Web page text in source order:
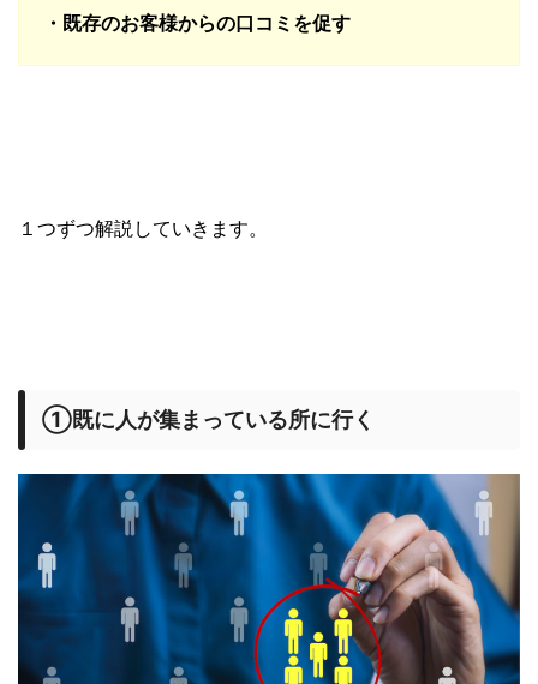
・既存のお客様からの口コミを促す
１つずつ解説していきます。
①既に人が集まっている所に行く